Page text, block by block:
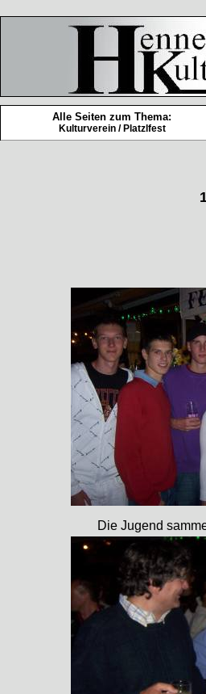
Alle Seiten zum Thema:
Kulturverein / Platzlfest
Die Jugend